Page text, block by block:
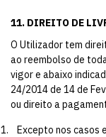
11. DIREITO DE
O Utilizador tem
ao reembolso de
vigor e abaixo
24/2014 de 14 de
ou direito a
Excepto nos casos